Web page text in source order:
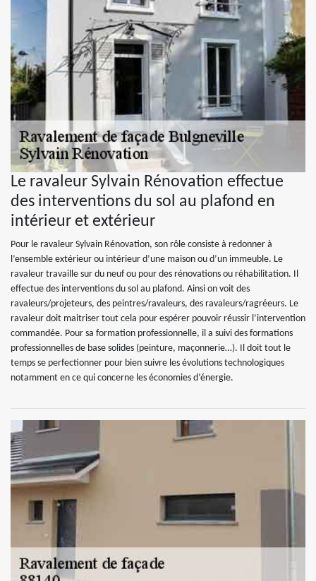
Le ravaleur Sylvain Rénovation effectue
des interventions du sol au plafond en
intérieur et extérieur
Pour le ravaleur Sylvain Rénovation, son rôle consiste à redonner à
l’ensemble extérieur ou intérieur d’une maison ou d’un immeuble. Le
ravaleur travaille sur du neuf ou pour des rénovations ou réhabilitation. Il
effectue des interventions du sol au plafond. Ainsi on voit des
ravaleurs/projeteurs, des peintres/ravaleurs, des ravaleurs/ragréeurs. Le
ravaleur doit maitriser tout cela pour espérer pouvoir réussir l’intervention
commandée. Pour sa formation professionnelle, il a suivi des formations
professionnelles de base solides (peinture, maçonnerie…). Il doit tout le
temps se perfectionner pour bien suivre les évolutions technologiques
notamment en ce qui concerne les économies d’énergie.